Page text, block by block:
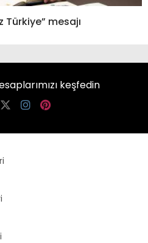
Türkiye” mesajı
keşfedin